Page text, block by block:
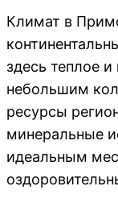
Климат в
здесь теплое
небольшим
ресурсы
минеральные
идеальным